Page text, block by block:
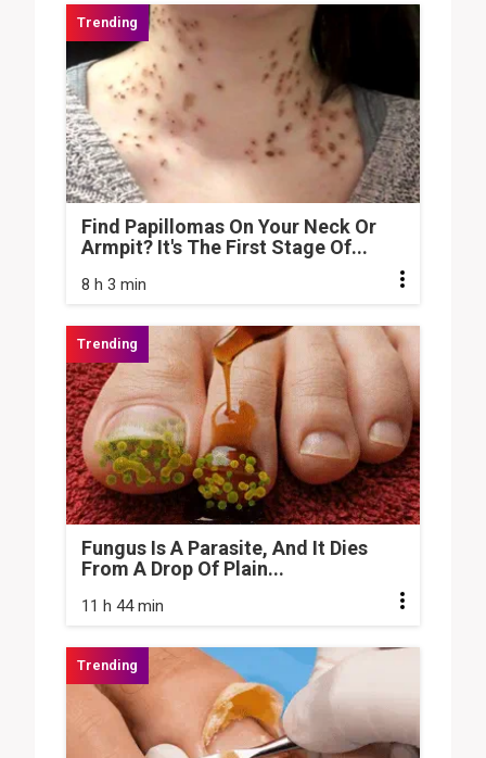
Find Papillomas On Your Neck Or
Armpit? It's The First Stage Of...
8 h 3 min
Fungus Is A Parasite, And It Dies
From A Drop Of Plain...
11 h 44 min